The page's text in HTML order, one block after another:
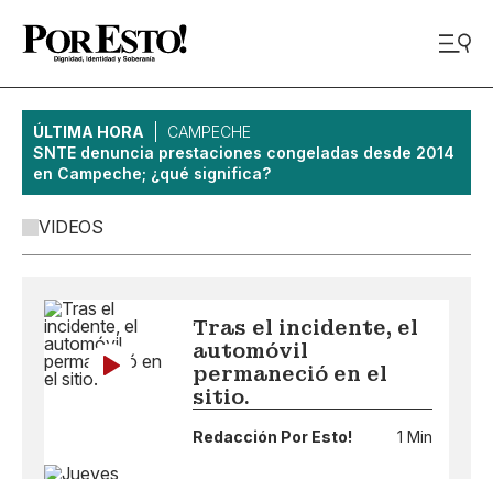
ÚLTIMA HORA
CAMPECHE
SNTE denuncia prestaciones congeladas desde 2014
en Campeche; ¿qué significa?
VIDEOS
Tras el incidente, el
automóvil
permaneció en el
sitio.
Redacción Por Esto! 1 Min